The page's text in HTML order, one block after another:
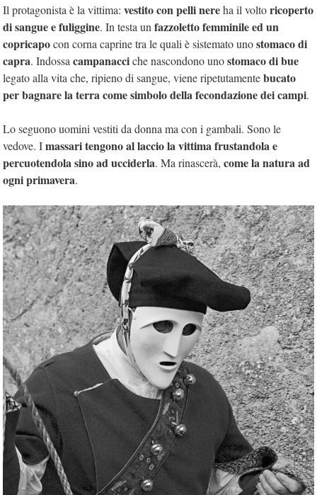
Il protagonista è la vittima: vestito con pelli nereha il voltoricoperto
di sangue e fuliggine. In testa un fazzoletto femminile ed un
copricapocon corna caprine tra le quali è sistemato unostomaco di
capra. Indossa campanacciche nascondono unostomaco di bue
legato alla vita che, ripieno di sangue, viene ripetutamentebucato
per bagnare la terra come simbolo della fecondazione dei campi.
Lo seguono uomini vestiti da donna ma con i gambali. Sono le
vedove. Imassari tengono al laccio la vittima frustandola e
percuotendola sino ad ucciderla. Ma rinascerà, come la natura ad
ogni primavera.